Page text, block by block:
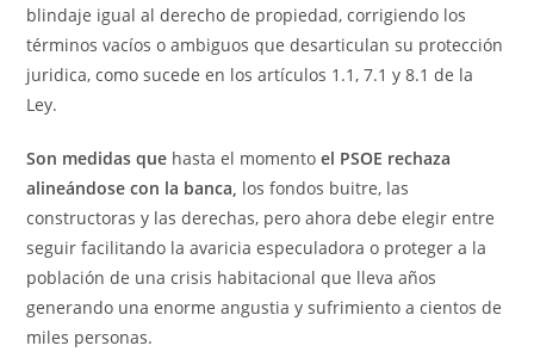
blindaje igual al derecho de propiedad, corrigiendo los
términos vacíos o ambiguos que desarticulan su protección
juridica, como sucede en los artículos 1.1, 7.1 y 8.1 de la
Ley.
Son medidas que hasta el momentoel PSOE rechaza
alineándose con la banca, los fondos buitre, las
constructoras y las derechas, pero ahora debe elegir entre
seguir facilitando la avaricia especuladora o proteger a la
población de una crisis habitacional que lleva años
generando una enorme angustia y sufrimiento a cientos de
miles personas.